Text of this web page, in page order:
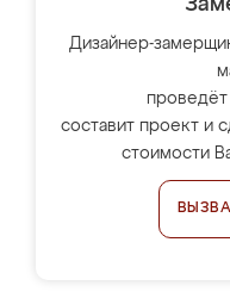
Дизайнер-
составит проект и
стоимости